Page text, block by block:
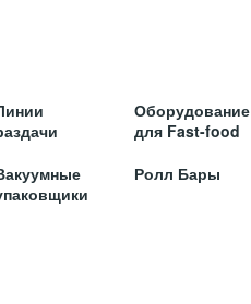
Оборудование
для Fast-food
Ролл Бары